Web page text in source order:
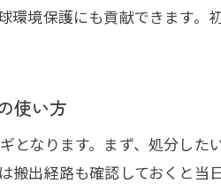
環境保護にも貢献できます
使い方
となります。まず、処分し
出経路も確認しておくと当